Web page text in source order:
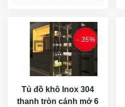
- 35%
Tủ đồ khô Inox 304
thanh tròn cánh mở 6